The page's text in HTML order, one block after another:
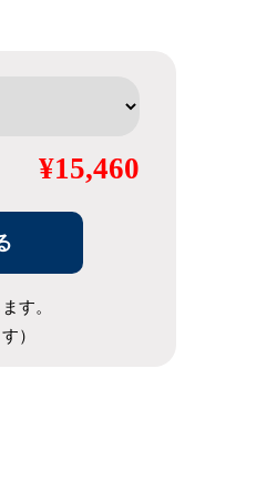
¥15,460
す。
）